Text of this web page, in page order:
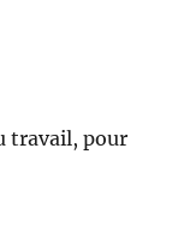
travail, pour